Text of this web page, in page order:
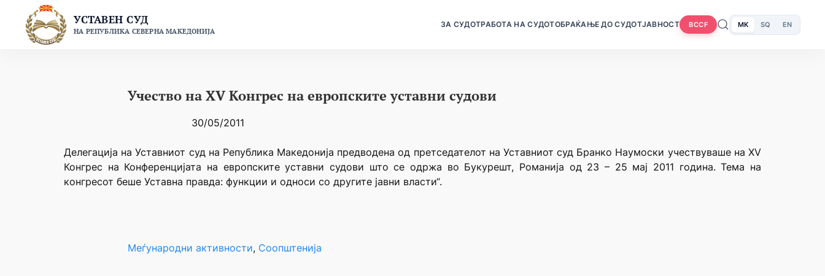
content
УСТАВЕН СУД
НА РЕПУБЛИКА СЕВЕРНА МАКЕДОНИЈА
ЗА СУДОТРАБОТА НА СУДОТОБРАЌАЊЕ ДО СУДОТЈАВНОСТ BCCF MK SQ EN
Учество на XV Конгрес на европските уставни судови
30/05/2011
Делегација на Уставниот суд на Република Македонија предводена од претседателот на Уставниот суд Бранко Наумоски учествуваше на XV
Конгрес на Конференцијата на европските уставни судови што се одржа во Букурешт, Романија од 23 – 25 мај 2011 година. Тема на
конгресот беше Уставна правда: функции и односи со другите јавни власти“.
Меѓународни активности, Соопштенија